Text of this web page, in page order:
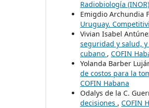
Radiobiología (INOR)
Emigdio Archundia
Uruguay.
Vivian Isabel
seguridad y salud,
cubano , COFIN
Yolanda Barber
de costos para la
COFIN Habana
Odalys de la C.
decisiones , COFIN